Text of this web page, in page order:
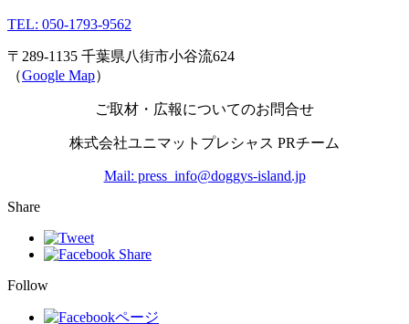
TEL: 050-1793-9562
〒289-1135 千葉県八街市小谷流624
（Google Map）
ご取材・広報についてのお問合せ
株式会社ユニマットプレシャス PRチーム
Mail: press_info@doggys-island.jp
Share
Follow